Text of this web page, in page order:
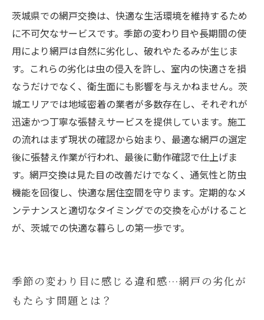
しが変わるその理由
網戸交換のメリット総まとめ：茨城で快適生活
を手に入れる秘訣
失敗しない茨城の網戸交換選び：信頼できる業
者の見極め方
茨城県での網戸交換は、快適な生活環境を維持するため
に不可欠なサービスです。季節の変わり目や長期間の使
用により網戸は自然に劣化し、破れやたるみが生じま
す。これらの劣化は虫の侵入を許し、室内の快適さを損
なうだけでなく、衛生面にも影響を与えかねません。茨
城エリアでは地域密着の業者が多数存在し、それぞれが
迅速かつ丁寧な張替えサービスを提供しています。施工
の流れはまず現状の確認から始まり、最適な網戸の選定
後に張替え作業が行われ、最後に動作確認で仕上げま
す。網戸交換は見た目の改善だけでなく、通気性と防虫
機能を回復し、快適な居住空間を守ります。定期的なメ
ンテナンスと適切なタイミングでの交換を心がけること
が、茨城での快適な暮らしの第一歩です。
季節の変わり目に感じる違和感…網戸の劣化が
もたらす問題とは？